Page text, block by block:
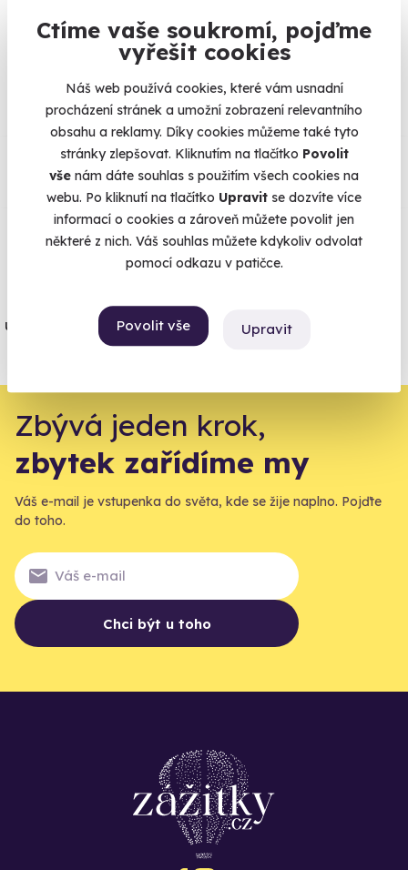
Ctíme vaše soukromí, pojďme
vyřešit cookies
Náš web používá cookies, které vám usnadní
procházení stránek a umožní zobrazení relevantního
obsahu a reklamy. Díky cookies můžeme také tyto
stránky zlepšovat. Kliknutím na tlačítko Povolit
vše nám dáte souhlas s použitím všech cookies na
webu. Po kliknutí na tlačítko Upravit se dozvíte více
informací o cookies a zároveň můžete povolit jen
některé z nich. Váš souhlas můžete kdykoliv odvolat
pomocí odkazu v patičce.
Povolit vše Upravit
Naheureka.czmáme
96% spokojenost zákazníků.
Co si o nás myslí
Zobraz ohlasy
Vše umíme pojistit
úrazové pojištění z nabídky zážitkových
agentur.
Zbývá jeden krok,
zbytek zařídíme my
Váš e-mail je vstupenka do světa, kde se žije naplno. Pojďte
do toho.
Chci být u toho